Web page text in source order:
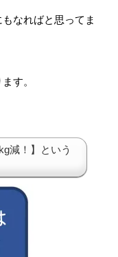
なればと思ってま
す。
減！】という